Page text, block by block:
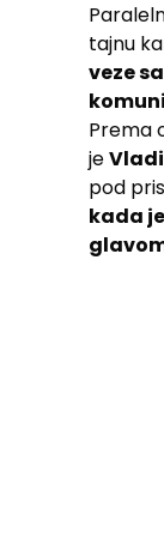
tajnu
veze
Prema
je
pod
kada